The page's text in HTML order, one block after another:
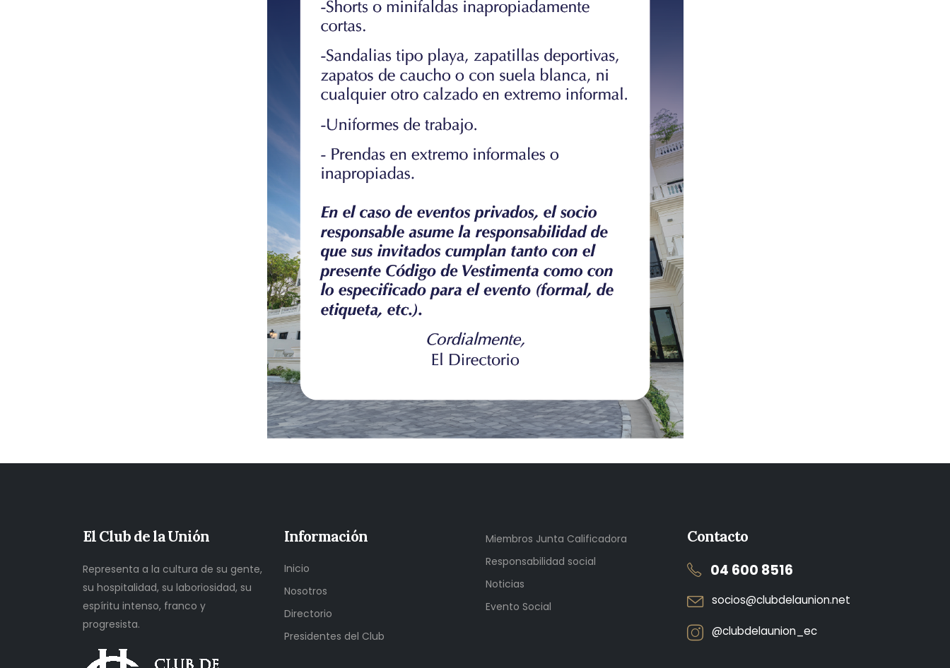
El Club de la Unión
Representa a la cultura de su gente,
su hospitalidad, su laboriosidad, su
espíritu intenso, franco y
progresista.
Información
Inicio
Nosotros
Directorio
Presidentes del Club
Miembros Junta Calificadora
Responsabilidad social
Noticias
Evento Social
Contacto
04 600 8516
socios@clubdelaunion.net
@clubdelaunion_ec